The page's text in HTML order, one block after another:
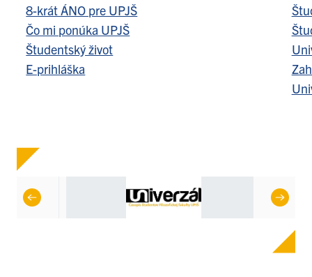
8-krát ÁNO pre UPJŠ
Čo mi ponúka UPJŠ
Študentský život
E-prihláška